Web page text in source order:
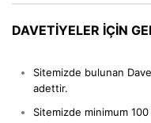
DAVETIYELER IÇIN
Sitemizde bulunan
adettir.
Sitemizde minimum